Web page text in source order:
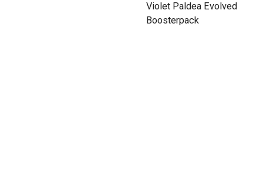
Violet Paldea Evolved
Boosterpack